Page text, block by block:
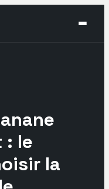
: le
la